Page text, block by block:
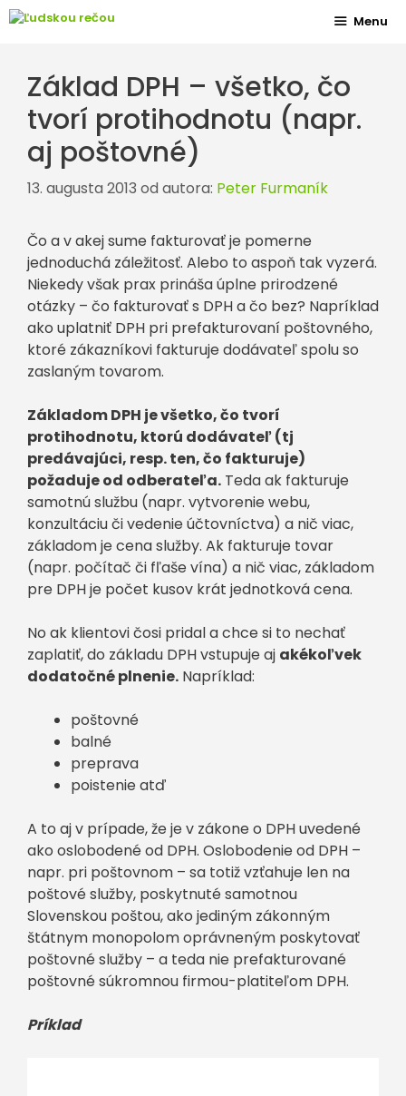
Preskočiť
Menu
Základ DPH – všetko, čo
tvorí protihodnotu (napr.
aj poštovné)
13. augusta 2013 od autora: Peter Furmaník
Čo a v akej sume fakturovať je pomerne
jednoduchá záležitosť. Alebo to aspoň tak vyzerá.
Niekedy však prax prináša úplne prirodzené
otázky – čo fakturovať s DPH a čo bez? Napríklad
ako uplatniť DPH pri prefakturovaní poštovného,
ktoré zákazníkovi fakturuje dodávateľ spolu so
zaslaným tovarom.
Základom DPH je všetko, čo tvorí
protihodnotu, ktorú dodávateľ (tj
predávajúci, resp. ten, čo fakturuje)
požaduje od odberateľa. Teda ak fakturuje
samotnú službu (napr. vytvorenie webu,
konzultáciu či vedenie účtovníctva) a nič viac,
základom je cena služby. Ak fakturuje tovar
(napr. počítač či fľaše vína) a nič viac, základom
pre DPH je počet kusov krát jednotková cena.
No ak klientovi čosi pridal a chce si to nechať
zaplatiť, do základu DPH vstupuje aj akékoľvek
dodatočné plnenie. Napríklad:
poštovné
balné
preprava
poistenie atď
A to aj v prípade, že je v zákone o DPH uvedené
ako oslobodené od DPH. Oslobodenie od DPH –
napr. pri poštovnom – sa totiž vzťahuje len na
poštové služby, poskytnuté samotnou
Slovenskou poštou, ako jediným zákonným
štátnym monopolom oprávneným poskytovať
poštovné služby – a teda nie prefakturované
poštovné súkromnou firmou-platiteľom DPH.
Príklad